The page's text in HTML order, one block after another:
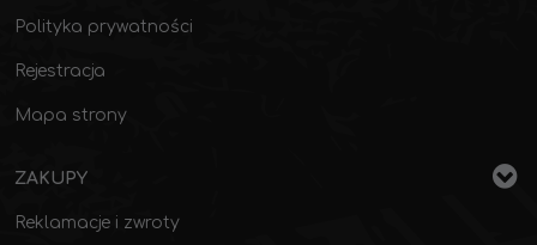
Polityka prywatności
Rejestracja
Mapa strony
ZAKUPY
Reklamacje i zwroty